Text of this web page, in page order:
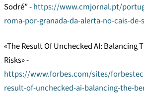
Sodré” -https://www.cmjornal.pt/
roma-por-granada-da-alerta-no-cais-de-
«The Result Of Unchecked AI: Balancing
Risks» -
https://www.forbes.com/sites/
result-of-unchecked-ai-balancing-the-